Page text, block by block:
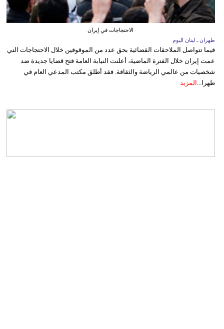
الاحتجاجات في إيران
طهران ـ لبنان اليوم
فيما تتواصل الملاحقات القضائية بحق عدد من الموقوفين خلال الاحتجاجات التي
عمت إيران خلال الفترة الماضية، أعلنت النيابة العامة فتح قضايا جديدة ضد
شخصيات من عالمي الرياضة والثقافة. فقد أطلق مكتب المدعي العام في
طهرا... المزيد